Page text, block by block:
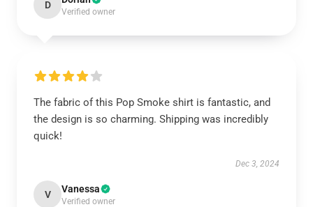
D
Verified owner
The fabric of this Pop Smoke shirt is fantastic, and
the design is so charming. Shipping was incredibly
quick!
Dec 3, 2024
V Vanessa
Verified owner